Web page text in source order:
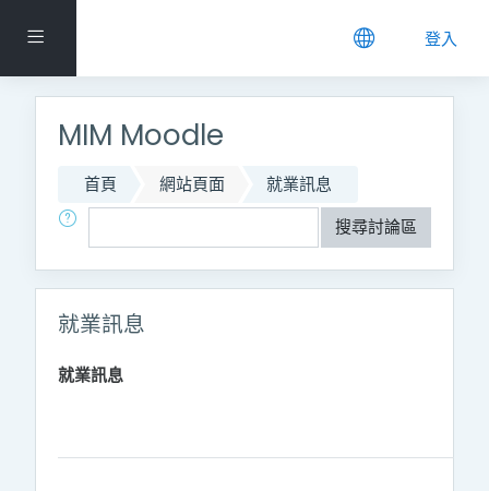
側板 登入
MIM Moodle
首頁 網站頁面
就業訊息
搜尋
搜尋討論區
就業訊息
就業訊息